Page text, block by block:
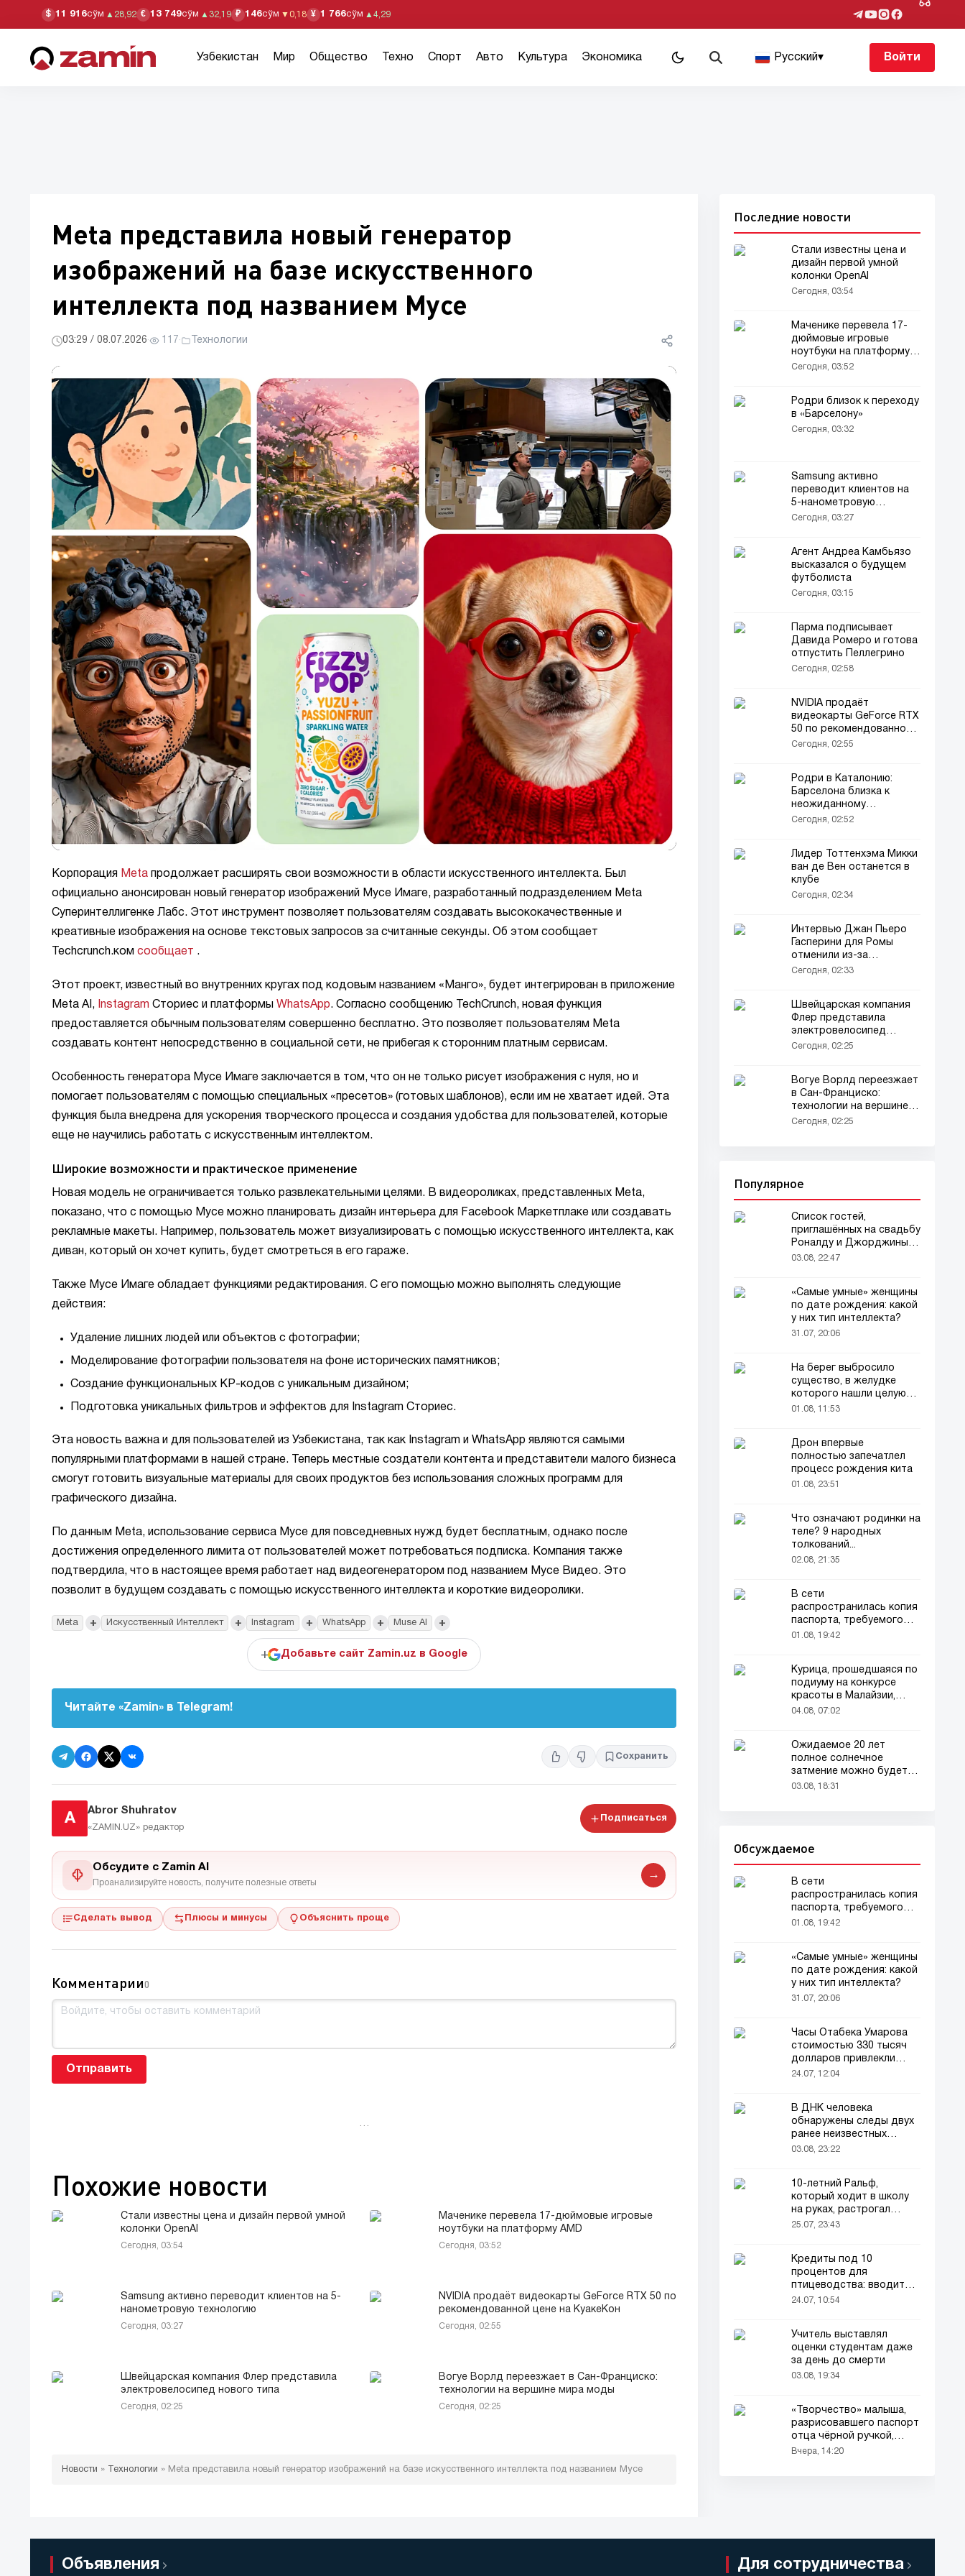
$ 11 916сўм ▲ 28,92 € 13 749сўм ▲ 32,19 ₽ 146сўм ▼ 0,18 ¥ 1 766сўм ▲ 4,29
Узбекистан Мир Общество Техно Спорт Авто Культура Экономика Русский▾ Войти
Meta представила новый генератор
изображений на базе искусственного
интеллекта под названием Мусе
03:29 / 08.07.2026· 117 · Технологии
Корпорация Meta продолжает расширять свои возможности в области искусственного интеллекта. Был
официально анонсирован новый генератор изображений Мусе Имаге, разработанный подразделением Meta
Суперинтеллигенке Лабс. Этот инструмент позволяет пользователям создавать высококачественные и
креативные изображения на основе текстовых запросов за считанные секунды. Об этом сообщает
Techcrunch.ком сообщает .
Этот проект, известный во внутренних кругах под кодовым названием «Манго», будет интегрирован в приложение
Meta AI,
Instagram Сториес и платформы WhatsApp. Согласно сообщению TechCrunch, новая функция
предоставляется обычным пользователям совершенно бесплатно. Это позволяет пользователям Meta
создавать контент непосредственно в социальной сети, не прибегая к сторонним платным сервисам.
Особенность генератора Мусе Имаге заключается в том, что он не только рисует изображения с нуля, но и
помогает пользователям с помощью специальных «пресетов» (готовых шаблонов), если им не хватает идей. Эта
функция была внедрена для ускорения творческого процесса и создания удобства для пользователей, которые
еще не научились работать с искусственным интеллектом.
Широкие возможности и практическое применение
Новая модель не ограничивается только развлекательными целями. В видеороликах, представленных Meta,
показано, что с помощью Мусе можно планировать дизайн интерьера для Facebook Маркетплаке или создавать
рекламные макеты. Например, пользователь может визуализировать с помощью искусственного интеллекта, как
диван, который он хочет купить, будет смотреться в его гараже.
Также Мусе Имаге обладает функциями редактирования. С его помощью можно выполнять следующие
действия:
Удаление лишних людей или объектов с фотографии;
Моделирование фотографии пользователя на фоне исторических памятников;
Создание функциональных КР-кодов с уникальным дизайном;
Подготовка уникальных фильтров и эффектов для Instagram Сториес.
Эта новость важна и для пользователей из Узбекистана, так как Instagram и WhatsApp являются самыми
популярными платформами в нашей стране. Теперь местные создатели контента и представители малого бизнеса
смогут готовить визуальные материалы для своих продуктов без использования сложных программ для
графического дизайна.
По данным Meta, использование сервиса Мусе для повседневных нужд будет бесплатным, однако после
достижения определенного лимита от пользователей может потребоваться подписка. Компания также
подтвердила, что в настоящее время работает над видеогенератором под названием Мусе Видео. Это
позволит в будущем создавать с помощью искусственного интеллекта и короткие видеоролики.
Meta + Искусственный Интеллект + Instagram + WhatsApp + Muse AI +
+ Добавьте сайт Zamin.uz в Google
Читайте «Zamin» в Telegram!
Сохранить
A
Abror Shuhratov
«ZAMIN.UZ» редактор
Подписаться
Обсудите с Zamin AI
Проанализируйте новость, получите полезные ответы
→
Сделать вывод Плюсы и минусы Объяснить проще
Комментарии0
Отправить
…
Похожие новости
Стали известны цена и дизайн первой умной
колонки OpenAI
Сегодня, 03:54
Маченике перевела 17-дюймовые игровые
ноутбуки на платформу AMD
Сегодня, 03:52
Samsung активно переводит клиентов на 5-
нанометровую технологию
Сегодня, 03:27
NVIDIA продаёт видеокарты GeForce RTX 50 по
рекомендованной цене на КуакеКон
Сегодня, 02:55
Швейцарская компания Флер представила
электровелосипед нового типа
Сегодня, 02:25
Вогуе Ворлд переезжает в Сан-Франциско:
технологии на вершине мира моды
Сегодня, 02:25
Новости » Технологии » Meta представила новый генератор изображений на базе искусственного интеллекта под названием Мусе
Последние новости
Стали известны цена и
дизайн первой умной
колонки OpenAI
Сегодня, 03:54
Маченике перевела 17-
дюймовые игровые
ноутбуки на платформу
AMD
Сегодня, 03:52
Родри близок к переходу
в «Барселону»
Сегодня, 03:32
Samsung активно
переводит клиентов на
5-нанометровую
технологию
Сегодня, 03:27
Агент Андреа Камбьязо
высказался о будущем
футболиста
Сегодня, 03:15
Парма подписывает
Давида Ромеро и готова
отпустить Пеллегрино
Сегодня, 02:58
NVIDIA продаёт
видеокарты GeForce RTX
50 по рекомендованной
цене на КуакеКон
Сегодня, 02:55
Родри в Каталонию:
Барселона близка к
неожиданному
трансферу
Сегодня, 02:52
Лидер Тоттенхэма Микки
ван де Вен останется в
клубе
Сегодня, 02:34
Интервью Джан Пьеро
Гасперини для Ромы
отменили из-за
трансферов
Сегодня, 02:33
Швейцарская компания
Флер представила
электровелосипед
нового типа
Сегодня, 02:25
Вогуе Ворлд переезжает
в Сан-Франциско:
технологии на вершине
мира моды
Сегодня, 02:25
Популярное
Список гостей,
приглашённых на свадьбу
Роналду и Джорджины,
вызвал ажиотаж
03.08, 22:47
«Самые умные» женщины
по дате рождения: какой
у них тип интеллекта?
31.07, 20:06
На берег выбросило
существо, в желудке
которого нашли целую
добычу
01.08, 11:53
Дрон впервые
полностью запечатлел
процесс рождения кита
01.08, 23:51
Что означают родинки на
теле? 9 народных
толкований...
02.08, 21:35
В сети
распространилась копия
паспорта, требуемого
для домашних животных
01.08, 19:42
Курица, прошедшаяся по
подиуму на конкурсе
красоты в Малайзии,
привлекла внимание
04.08, 07:02
Ожидаемое 20 лет
полное солнечное
затмение можно будет
наблюдать в августе
03.08, 18:31
Обсуждаемое
В сети
распространилась копия
паспорта, требуемого
для домашних животных
01.08, 19:42
«Самые умные» женщины
по дате рождения: какой
у них тип интеллекта?
31.07, 20:06
Часы Отабека Умарова
стоимостью 330 тысяч
долларов привлекли
всеобщее внимание в
24.07, 12:04
В ДНК человека
обнаружены следы двух
ранее неизвестных
предков
03.08, 23:22
10-летний Ральф,
который ходит в школу
на руках, растрогал
пользователей соцсетей
25.07, 23:43
Кредиты под 10
процентов для
птицеводства: вводится
новый порядок
24.07, 10:54
Учитель выставлял
оценки студентам даже
за день до смерти
03.08, 19:34
«Творчество» малыша,
разрисовавшего паспорт
отца чёрной ручкой,
привлекло всеобщее
Вчера, 14:20
Объявления Для сотрудничества